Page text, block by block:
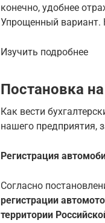
конечно, удобнее
Упрощенный вариант.
Изучить подробнее
Постановка
Как вести
нашего предприятия,
Регистрация
Согласно
регистрации
территории